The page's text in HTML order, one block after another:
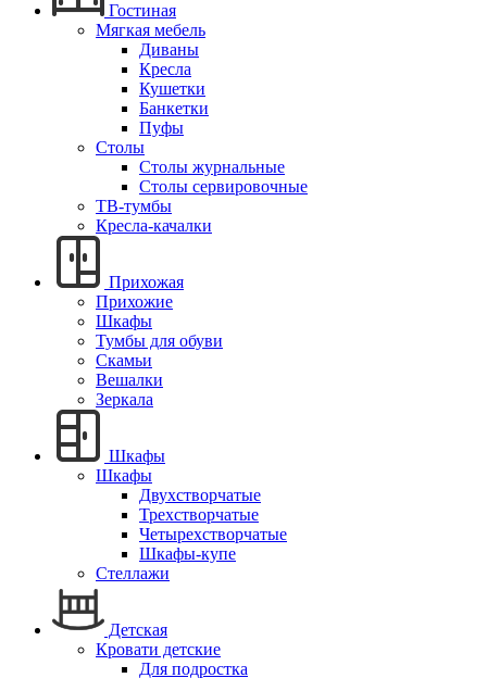
Гостиная
Мягкая мебель
Диваны
Кресла
Кушетки
Банкетки
Пуфы
Столы
Столы журнальные
Столы сервировочные
ТВ-тумбы
Кресла-качалки
Прихожая
Прихожие
Шкафы
Тумбы для обуви
Скамьи
Вешалки
Зеркала
Шкафы
Шкафы
Двухстворчатые
Трехстворчатые
Четырехстворчатые
Шкафы-купе
Стеллажи
Детская
Кровати детские
Для подростка